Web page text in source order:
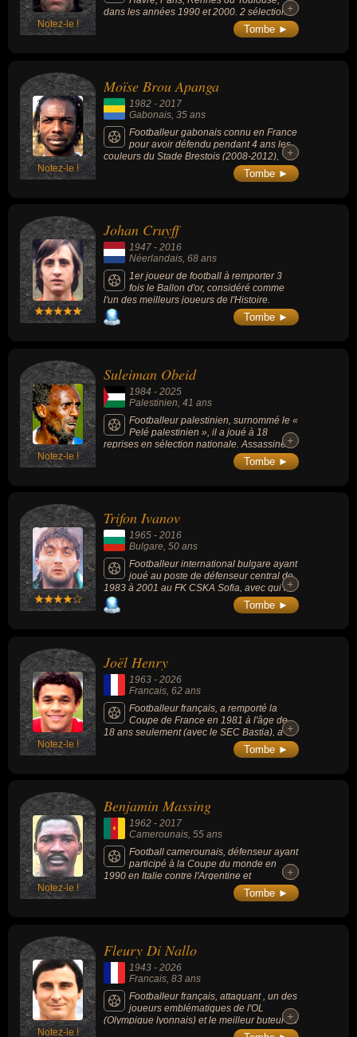
Notez-le !
dans les années 1990 et 2000. 2 sélections
en équipe de France A' (entre 1995 et 1996),
3 fois champion de France de Division 2,
+
+
Tombe ►
Notez-le !
Moïse Brou Apanga
1982 - 2017
Gabonais , 35 ans
Footballeur gabonais connu en France
pour avoir défendu pendant 4 ans les
couleurs du Stade Brestois (2008-2012),
club avec lequel il avait réussi à monter de
Ligue 2 en Ligue 1 en 2009-2010.
Manga ou encore Pierre-Emerick
Aubameyang.
+
+
Tombe ►
Johan Cruyff
1947 - 2016
Néerlandais, 68 ans
1er joueur de football à remporter 3
fois le Ballon d'or, considéré comme
l'un des meilleurs joueurs de l'Histoire.
Tombe ►
Notez-le !
Suleiman Obeid
1984 - 2025
Palestinien , 41 ans
Footballeur palestinien, surnommé le «
Pelé palestinien », il a joué à 18
reprises en sélection nationale. Assassiné
par l'armée israélienne alors qu'il tentait de
chercher à manger, il restera dans les
courage et le talent, est une source
d’inspiration pour tous ceux qui croient en la
force du sport comme moyen de résistance
et d’espoir.
+
+
Tombe ►
Trifon Ivanov
1965 - 2016
Bulgare, 50 ans
Footballeur international bulgare ayant
joué au poste de défenseur central de
1983 à 2001 au FK CSKA Sofia, avec qui il
remporte 3 championnats et une coupe de
Bulgarie, et au Rapid Vienne où en 1996, il
pour 6 buts marqués. Il est avec ses
coéquipiers quatrième de la Coupe du
monde en 1994.
+
+
Tombe ►
Notez-le !
Joël Henry
1963 - 2026
Francais, 62 ans
Footballeur français, a remporté la
Coupe de France en 1981 à l'âge de
18 ans seulement (avec le SEC Bastia), a
disputé plus de 340 matchs au plus haut
niveau national et inscrit 51 buts, évoluant
+
+
Tombe ►
Notez-le !
Benjamin Massing
1962 - 2017
Camerounais, 55 ans
Football camerounais, défenseur ayant
participé à la Coupe du monde en
1990 en Italie contre l'Argentine et
l'Angleterre. Avec l'équipe du Cameroun, il
disputa 21 matchs (pour 1 but inscrit) entre
+
+
Tombe ►
Notez-le !
Fleury Di Nallo
1943 - 2026
Francais, 83 ans
Footballeur français, attaquant , un des
joueurs emblématiques de l'OL
(Olympique lyonnais) et le meilleur buteur de
l'histoire du club (avec les Gones, il dispute
+
+